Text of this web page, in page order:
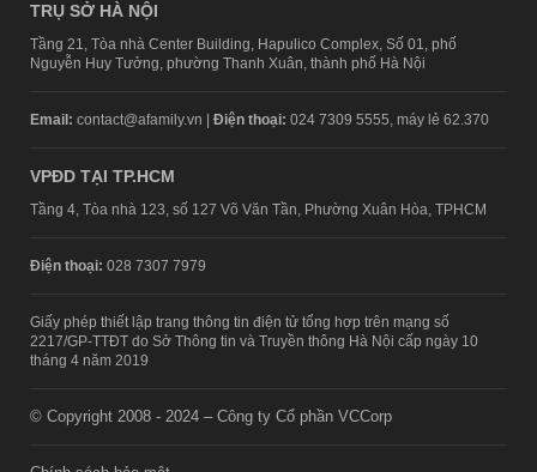
TRỤ SỞ HÀ NỘI
Tầng 21, Tòa nhà Center Building, Hapulico Complex, Số 01, phố
Nguyễn Huy Tưởng, phường Thanh Xuân, thành phố Hà Nội
Email: contact@afamily.vn | Điện thoại: 024 7309 5555, máy lẻ 62.370
VPĐD TẠI TP.HCM
Tầng 4, Tòa nhà 123, số 127 Võ Văn Tần, Phường Xuân Hòa, TPHCM
Điện thoại: 028 7307 7979
Giấy phép thiết lập trang thông tin điện tử tổng hợp trên mạng số
2217/GP-TTĐT do Sở Thông tin và Truyền thông Hà Nội cấp ngày 10
tháng 4 năm 2019
© Copyright 2008 - 2024 – Công ty Cổ phần VCCorp